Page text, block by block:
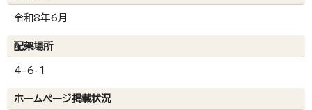
令和8年6月
配架場所
4-6-1
ホームページ掲載状況